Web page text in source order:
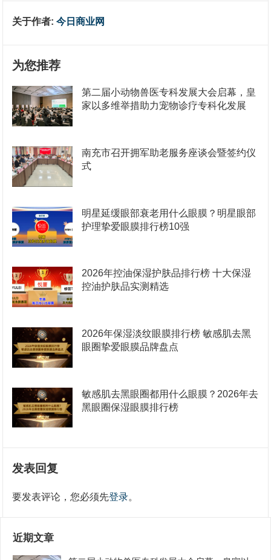
关于作者:今日商业网
为您推荐
第二届小动物兽医专科发展大会启幕，皇
家以多维举措助力宠物诊疗专科化发展
南充市召开拥军助老服务座谈会暨签约仪
式
明星延缓眼部衰老用什么眼膜？明星眼部
护理挚爱眼膜排行榜10强
2026年控油保湿护肤品排行榜 十大保湿
控油护肤品实测精选
2026年保湿淡纹眼膜排行榜 敏感肌去黑
眼圈挚爱眼膜品牌盘点
敏感肌去黑眼圈都用什么眼膜？2026年去
黑眼圈保湿眼膜排行榜
发表回复
要发表评论，您必须先登录。
近期文章